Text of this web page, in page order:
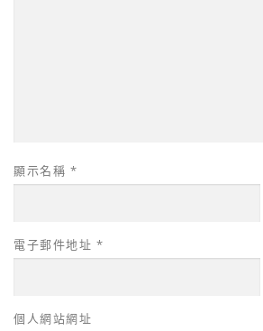
顯示名稱 *
電子郵件地址 *
個人網站網址